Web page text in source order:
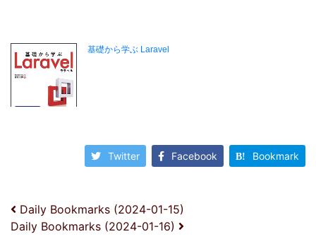
Twitter Facebook Bookmark
投稿ナビゲーション
Daily Bookmarks (2024-01-15)
Daily Bookmarks (2024-01-16)